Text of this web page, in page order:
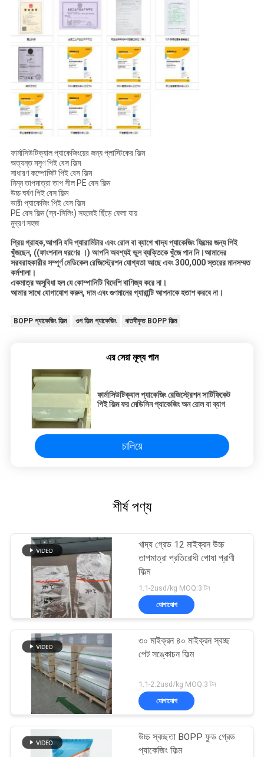
ফার্মাসিউটিক্যাল প্যাকেজিংয়ের জন্য প্লাস্টিকের ফিল্ম
অত্যন্ত মসৃণ পিই বেস ফিল্ম
সাধারণ কম্পোজিট পিই বেস ফিল্ম
নিম্ন তাপমাত্রা তাপ সীল PE বেস ফিল্ম
উচ্চ ঘর্ষণ পিই বেস ফিল্ম
ভারী প্যাকেজিং পিই বেস ফিল্ম
PE বেস ফিল্ম (স্ব-সিলিং) সহজেই ছিঁড়ে ফেলা যায়
মুদ্রণ সহজ
প্রিয় গ্রাহক,আপনি যদি প্যারামিটার এবং রোল বা ব্যাগে খাদ্য প্যাকেজিং ফিল্মের জন্য পিই
খুঁজছেন, ((ফাংশনাল ধরণের ।) আপনি অবশ্যই ভুল ব্যক্তিকে খুঁজে পান নি।আমাদের
সরবরাহকারীর সম্পূর্ণ মেডিকেল রেজিস্ট্রেশন যোগ্যতা আছে এবং 300,000 স্তরের মানসম্মত
কর্মশালা।
একমাত্র অসুবিধা হল যে কোম্পানিটি বিদেশি বাণিজ্য করে না।
আমার সাথে যোগাযোগ করুন, দাম এবং গুণমানের গ্যারান্টি আপনাকে হতাশ করবে না।
BOPP প্যাকেজিং ফিল্ম ওপ ফিল্ম প্যাকেজিং ধাতবীকৃত BOPP ফিল্ম
এর সেরা মূল্য পান
ফার্মাসিউটিক্যাল প্যাকেজিং রেজিস্ট্রেশন সার্টিফিকেট
পিই ফিল্ম ফর মেডিসিন প্যাকেজিং অন রোল বা ব্যাগ
চালিয়ে
শীর্ষ পণ্য
খাদ্য গ্রেড 12 মাইক্রন উচ্চ
তাপমাত্রা প্রতিরোধী পোষা প্রাণী
ফিল্ম
1.1-2usd/kg MOQ:3 টন
যোগাযোগ
৩০ মাইক্রন ৪০ মাইক্রন স্বচ্ছ
পেট সঙ্কোচন ফিল্ম
1.1-2.2usd/kg MOQ:3 টন
যোগাযোগ
উচ্চ স্বচ্ছতা BOPP ফুড গ্রেড
প্যাকেজিং ফিল্ম